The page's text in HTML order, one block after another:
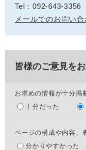
Tel：092-643-3356
メールでのお問い
皆様のご意見を
お求めの情報が十分掲
十分だった
ページの構成や内容、
分かりやすかった